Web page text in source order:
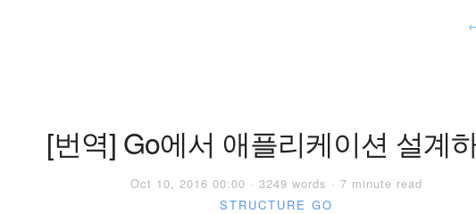
[번역] Go에서 애플리케이션 설계
Oct 10, 2016 00:00 · 3249 words · 7 minute read
STRUCTURE GO